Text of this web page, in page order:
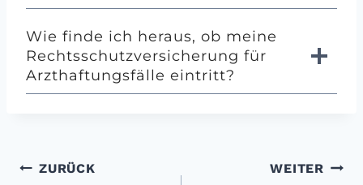
Wie finde ich heraus, ob meine
Rechtsschutzversicherung für
Arzthaftungsfälle eintritt?
Beitragsnavigation
ZURÜCK WEITER